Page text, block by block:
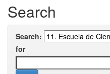
Search
Search:
for